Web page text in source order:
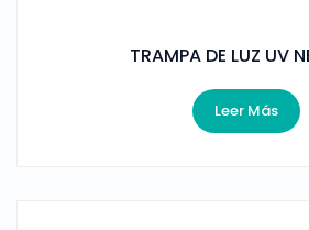
TRAMPA DE LUZ UV
Leer Más